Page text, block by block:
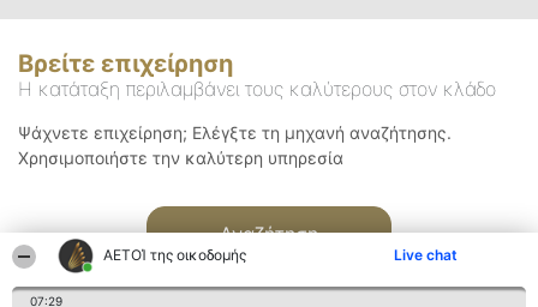
ΑΕΤΟΊ της οικοδομής Live chat
07:29
Βρείτε επιχείρηση
Η κατάταξη περιλαμβάνει τους καλύτερους στον κλάδο
Ψάχνετε επιχείρηση; Ελέγξτε τη μηχανή αναζήτησης.
Χρησιμοποιήστε την καλύτερη υπηρεσία
Αναζήτηση